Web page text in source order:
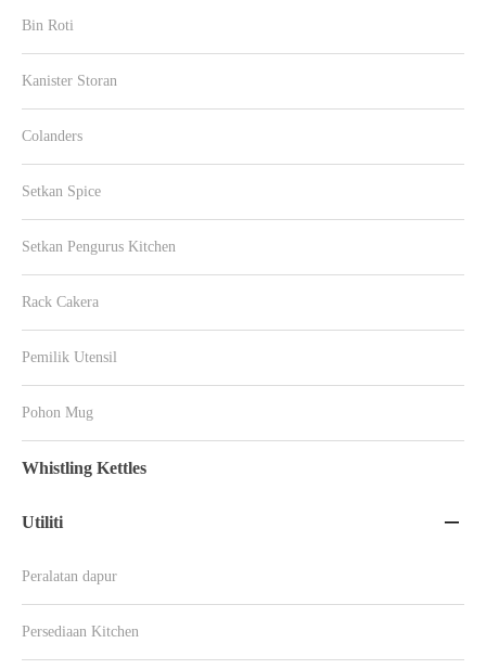
Bin Roti
Kanister Storan
Colanders
Setkan Spice
Setkan Pengurus Kitchen
Rack Cakera
Pemilik Utensil
Pohon Mug
Whistling Kettles
Utiliti 
Peralatan dapur
Persediaan Kitchen